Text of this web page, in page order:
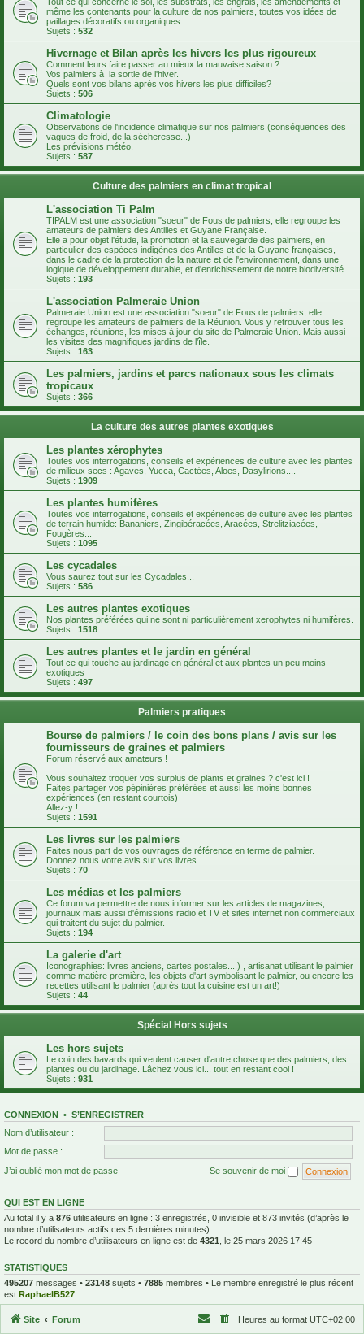
même les contenants pour la culture de nos palmiers, toutes vos idées de
paillages décoratifs ou organiques.
Sujets : 532
Hivernage et Bilan après les hivers les plus rigoureux
Comment leurs faire passer au mieux la mauvaise saison ?
Vos palmiers à la sortie de l'hiver.
Quels sont vos bilans après vos hivers les plus difficiles?
Sujets : 506
Climatologie
Observations de l'incidence climatique sur nos palmiers (conséquences des
vagues de froid, de la sécheresse...)
Les prévisions météo.
Sujets : 587
Culture des palmiers en climat tropical
L'association Ti Palm
TIPALM est une association "soeur" de Fous de palmiers, elle regroupe les
amateurs de palmiers des Antilles et Guyane Française.
Elle a pour objet l'étude, la promotion et la sauvegarde des palmiers, en
particulier des espèces indigènes des Antilles et de la Guyane françaises,
dans le cadre de la protection de la nature et de l'environnement, dans une
logique de développement durable, et d'enrichissement de notre biodiversité.
Sujets : 193
L'association Palmeraie Union
Palmeraie Union est une association "soeur" de Fous de palmiers, elle
regroupe les amateurs de palmiers de la Réunion. Vous y retrouver tous les
échanges, réunions, les mises à jour du site de Palmeraie Union. Mais aussi
les visites des magnifiques jardins de l’île.
Sujets : 163
Les palmiers, jardins et parcs nationaux sous les climats
tropicaux
Sujets : 366
La culture des autres plantes exotiques
Les plantes xérophytes
Toutes vos interrogations, conseils et expériences de culture avec les plantes
de milieux secs : Agaves, Yucca, Cactées, Aloes, Dasylirions....
Sujets : 1909
Les plantes humifères
Toutes vos interrogations, conseils et expériences de culture avec les plantes
de terrain humide: Bananiers, Zingibéracées, Aracées, Strelitziacées,
Fougères...
Sujets : 1095
Les cycadales
Vous saurez tout sur les Cycadales...
Sujets : 586
Les autres plantes exotiques
Nos plantes préférées qui ne sont ni particulièrement xerophytes ni humifères.
Sujets : 1518
Les autres plantes et le jardin en général
Tout ce qui touche au jardinage en général et aux plantes un peu moins
exotiques
Sujets : 497
Palmiers pratiques
Bourse de palmiers / le coin des bons plans / avis sur les
fournisseurs de graines et palmiers
Forum réservé aux amateurs !
Vous souhaitez troquer vos surplus de plants et graines ? c'est ici !
Faites partager vos pépinières préférées et aussi les moins bonnes
expériences (en restant courtois)
Allez-y !
Sujets : 1591
Les livres sur les palmiers
Faites nous part de vos ouvrages de référence en terme de palmier.
Donnez nous votre avis sur vos livres.
Sujets : 70
Les médias et les palmiers
Ce forum va permettre de nous informer sur les articles de magazines,
journaux mais aussi d'émissions radio et TV et sites internet non commerciaux
qui traitent du sujet du palmier.
Sujets : 194
La galerie d'art
Iconographies: livres anciens, cartes postales....) , artisanat utilisant le palmier
comme matière première, les objets d'art symbolisant le palmier, ou encore les
recettes utilisant le palmier (après tout la cuisine est un art!)
Sujets : 44
Spécial Hors sujets
Les hors sujets
Le coin des bavards qui veulent causer d'autre chose que des palmiers, des
plantes ou du jardinage. Lâchez vous ici... tout en restant cool !
Sujets : 931
CONNEXION • S’ENREGISTRER
Nom d’utilisateur :
Mot de passe :
J’ai oublié mon mot de passe
Se souvenir de moi
QUI EST EN LIGNE
Au total il y a 876 utilisateurs en ligne : 3 enregistrés, 0 invisible et 873 invités (d’après le
nombre d’utilisateurs actifs ces 5 dernières minutes)
Le record du nombre d’utilisateurs en ligne est de 4321 , le 25 mars 2026 17:45
STATISTIQUES
495207 messages • 23148 sujets • 7885 membres • Le membre enregistré le plus récent
est RaphaelB527
Site Forum Heures au format UTC+02:00